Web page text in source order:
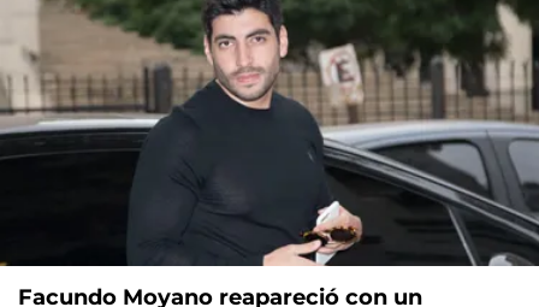
Facundo Moyano reapareció con un